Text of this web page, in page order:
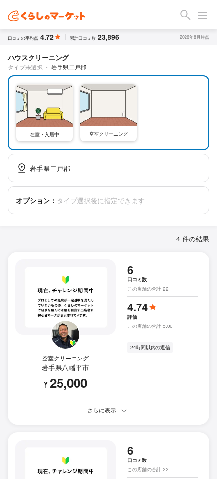
口コミの平均点 4.72 累計口コミ数 23,896 2026年8月時点
ハウスクリーニング
タイプ未選択 ・ 岩手県二戸郡
在室・入居中 空室クリーニング
岩手県二戸郡
オプション： タイプ選択後に指定できます
4 件の結果
空室クリーニング
岩手県八幡平市
¥25,000
6
口コミ数
この店舗の合計 22
4.74
評価
この店舗の合計 5.00
24時間以内の返信
さらに表示
6
口コミ数
この店舗の合計 22